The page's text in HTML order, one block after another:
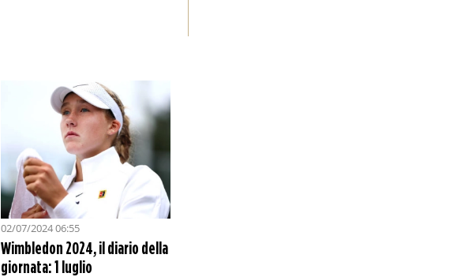
02/07/2024 06:55
Wimbledon 2024, il diario della
giornata: 1 luglio